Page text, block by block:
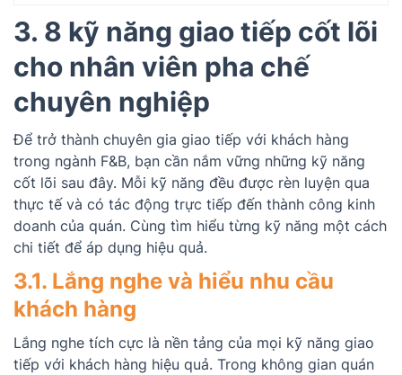
3. 8 kỹ năng giao tiếp cốt lõi
cho nhân viên pha chế
chuyên nghiệp
Để trở thành chuyên gia giao tiếp với khách hàng
trong ngành F&B, bạn cần nắm vững những kỹ năng
cốt lõi sau đây. Mỗi kỹ năng đều được rèn luyện qua
thực tế và có tác động trực tiếp đến thành công kinh
doanh của quán. Cùng tìm hiểu từng kỹ năng một cách
chi tiết để áp dụng hiệu quả.
3.1. Lắng nghe và hiểu nhu cầu
khách hàng
Lắng nghe tích cực là nền tảng của mọi kỹ năng giao
tiếp với khách hàng hiệu quả. Trong không gian quán